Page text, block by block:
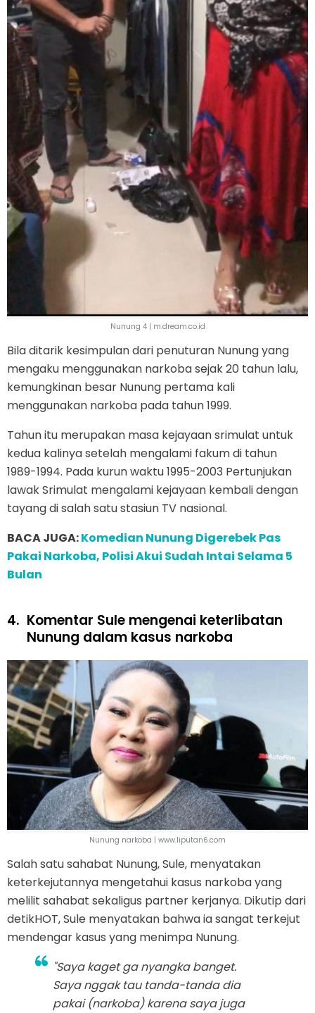
Nunung 4 | m.dream.co.id
Bila ditarik kesimpulan dari penuturan Nunung yang
mengaku menggunakan narkoba sejak 20 tahun lalu,
kemungkinan besar Nunung pertama kali
menggunakan narkoba pada tahun 1999.
Tahun itu merupakan masa kejayaan srimulat untuk
kedua kalinya setelah mengalami fakum di tahun
1989-1994. Pada kurun waktu 1995-2003 Pertunjukan
lawak Srimulat mengalami kejayaan kembali dengan
tayang di salah satu stasiun TV nasional.
BACA JUGA:Komedian Nunung Digerebek Pas
Pakai Narkoba, Polisi Akui Sudah Intai Selama 5
Bulan
4. Komentar Sule mengenai keterlibatan
Nunung dalam kasus narkoba
Nunung narkoba | www.liputan6.com
Salah satu sahabat Nunung, Sule, menyatakan
keterkejutannya mengetahui kasus narkoba yang
melilit sahabat sekaligus partner kerjanya. Dikutip dari
detikHOT, Sule menyatakan bahwa ia sangat terkejut
mendengar kasus yang menimpa Nunung.
"Saya kaget ga nyangka banget.
Saya nggak tau tanda-tanda dia
pakai (narkoba) karena saya juga